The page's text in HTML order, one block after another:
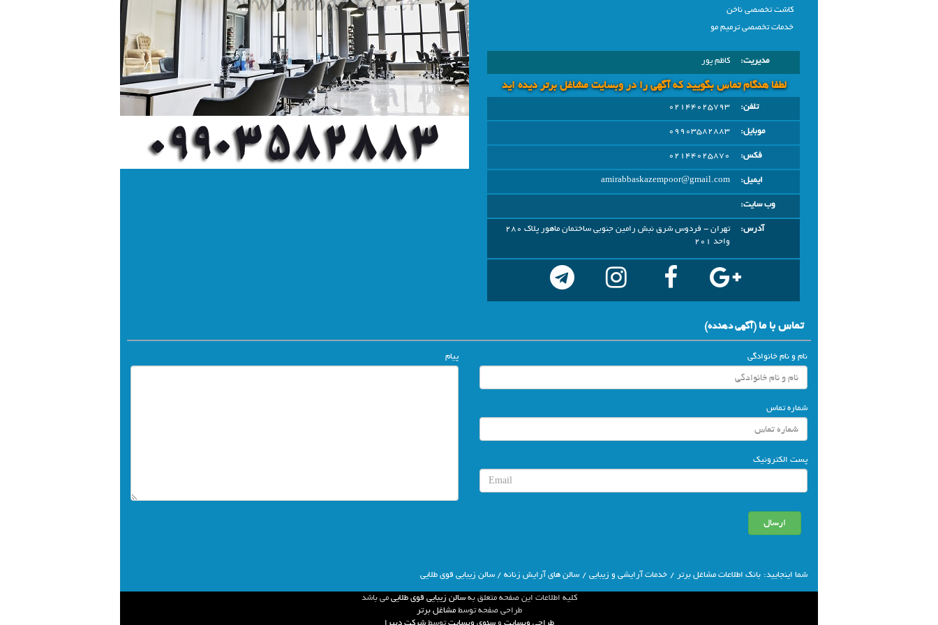
کاشت تخصصی ناخن
خدمات تخصصی ترمیم مو
مدیریت: کاظم پور
لطفا هنگام تماس بگویید که آگهی را در وبسايت مشاغل برتر دیده اید
تلفن:
02144025793
موبایل:
09903582883
فکس:
02144025870
ایمیل:
amirabbaskazempoor@gmail.com
وب سایت:
آدرس:
تهران - فردوس شرق نبش رامین جنوبی ساختمان ماهور پلاک 280
واحد 201
تماس با ما(آگهي دهنده)
نام و نام خانوادگی
شماره تماس
پست الکترونیک
پیام
شما اينجاييد: بانك اطلاعات مشاغل برتر / خدمات آرایشی و زیبایی / سالن های آرایش زنانه / سالن زیبایی قوی طلایی
كليه اطلاعات اين صفحه متعلق بهسالن زیبایی قوی طلاییمي باشد
طراحي صفحه توسطمشاغل برتر